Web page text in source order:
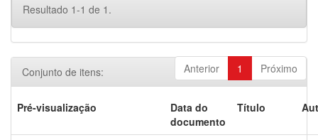
Resultado 1-1 de 1.
Anterior 1 Próximo
Conjunto de itens:
Pré-visualização
Data do
documento
Título